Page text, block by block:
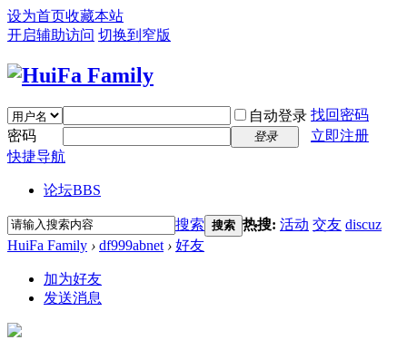
设为首页收藏本站
开启辅助访问 切换到窄版
自动登录 找回密码
密码
登录
立即注册
快捷导航
论坛BBS
搜索 搜索 热搜: 活动 交友 discuz
HuiFa Family › df999abnet › 好友
加为好友
发送消息